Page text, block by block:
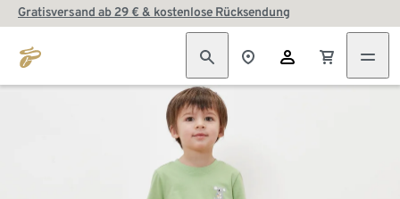
Gratisversand ab 29 € & kostenlose Rücksendung